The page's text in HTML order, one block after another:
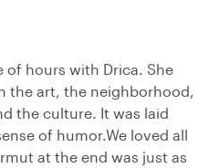
of hours with Drica. She
the art, the neighborhood,
the culture. It was laid
of humor.We loved all
at the end was just as